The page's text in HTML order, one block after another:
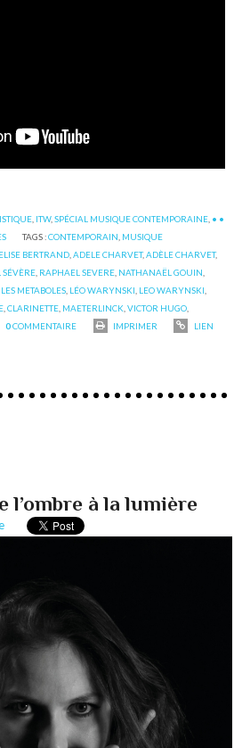
, ITW,SPÉCIAL MUSIQUE CONTEMPORAINE, • •
TAGS :CONTEMPORAIN, MUSIQUE
ELISE BERTRAND,ADELE CHARVET,ADÈLE CHARVET,
, RAPHAEL SEVERE, NATHANAËL GOUIN,
LES METABOLES, LÉO WARYNSKI, LEO WARYNSKI,
,CLARINETTE, MAETERLINCK,VICTOR HUGO,
0COMMENTAIRE IMPRIMER
LIEN
l’ombre à la lumière